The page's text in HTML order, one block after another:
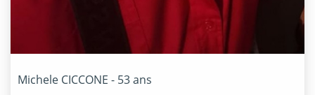
Michele CICCONE - 53 ans